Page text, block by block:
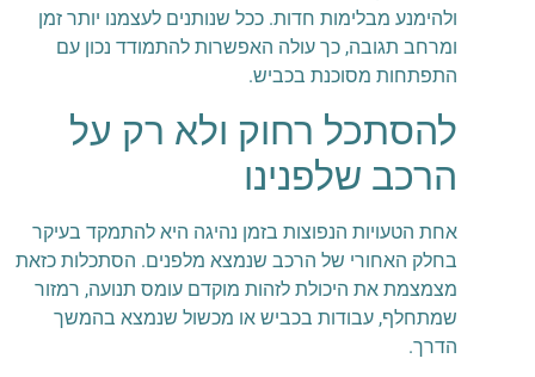
ולהימנע מבלימות חדות. ככל שנותנים לעצמנו יותר זמן
ומרחב תגובה, כך עולה האפשרות להתמודד נכון עם
התפתחות מסוכנת בכביש.
להסתכל רחוק ולא רק על
הרכב שלפנינו
אחת הטעויות הנפוצות בזמן נהיגה היא להתמקד בעיקר
בחלק האחורי של הרכב שנמצא מלפנים. הסתכלות כזאת
מצמצמת את היכולת לזהות מוקדם עומס תנועה, רמזור
שמתחלף, עבודות בכביש או מכשול שנמצא בהמשך
הדרך.